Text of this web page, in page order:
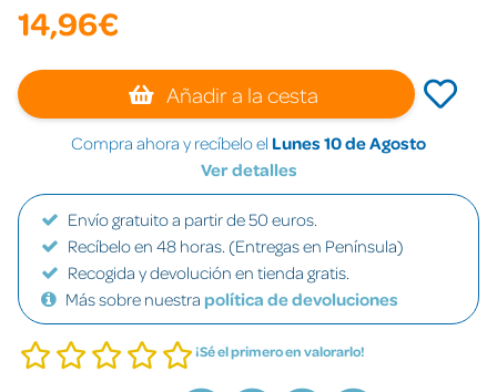
14,96€
Añadir a la cesta
Compra ahora y recíbelo el Lunes 10 de Agosto
Ver detalles
Envío gratuito a partir de 50 euros.
Recíbelo en 48 horas. (Entregas en Península)
Recogida y devolución en tienda gratis.
Más sobre nuestra política de devoluciones
¡Sé el primero en valorarlo!